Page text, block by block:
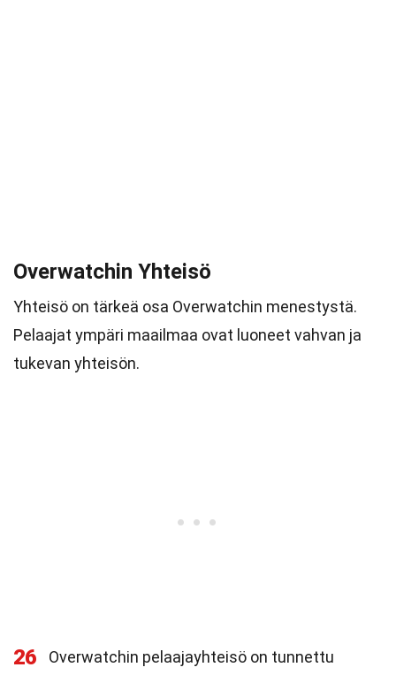
Overwatchin Yhteisö
Yhteisö on tärkeä osa Overwatchin menestystä.
Pelaajat ympäri maailmaa ovat luoneet vahvan ja
tukevan yhteisön.
26
Overwatchin pelaajayhteisö on tunnettu